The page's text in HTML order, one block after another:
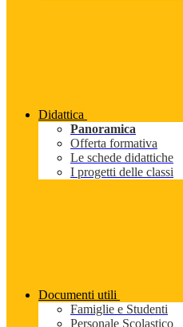
Didattica
Panoramica
Offerta formativa
Le schede didattiche
I progetti delle classi
Documenti utili
Famiglie e Studenti
Personale Scolastico